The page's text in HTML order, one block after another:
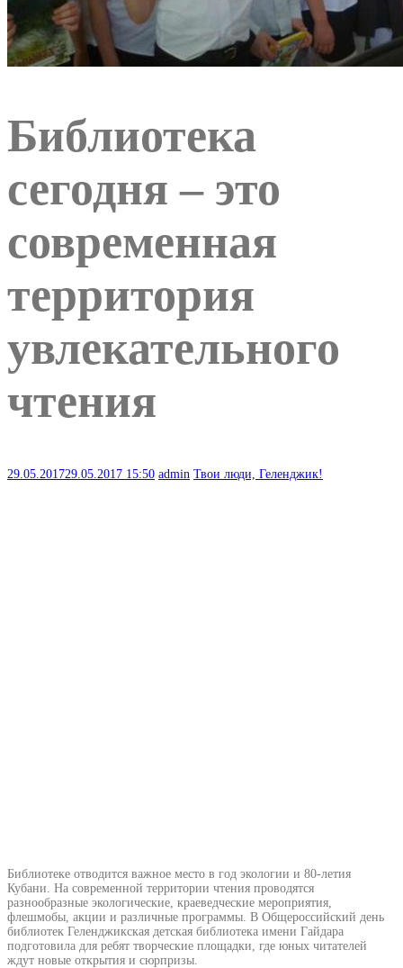
Библиотека
сегодня – это
современная
территория
увлекательного
чтения
29.05.201729.05.2017 15:50 admin Твои люди, Геленджик!
Библиотеке отводится важное место в год экологии и 80-летия
Кубани. На современной территории чтения проводятся
разнообразные экологические, краеведческие мероприятия,
флешмобы, акции и различные программы. В Общероссийский день
библиотек Геленджикская детская библиотека имени Гайдара
подготовила для ребят творческие площадки, где юных читателей
ждут новые открытия и сюрпризы.